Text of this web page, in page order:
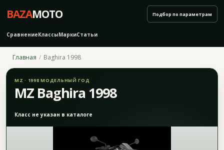
BAZAMOTO
СравнениеКлассыМаркиСтатьи
Подбор по параметрам
Главная Baghira 1998
MZ · 1998 МОДЕЛЬНЫЙ ГОД
MZ Baghira 1998
Класс не указан в каталоге